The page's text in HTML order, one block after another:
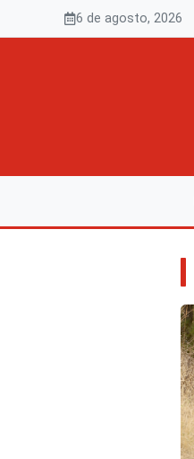
6 de agosto, 2026